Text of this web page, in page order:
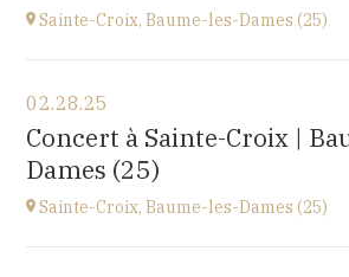
Sainte-Croix, Baume-les-Dames (25)
EHPAD du Centre hospitalier Sainte-
1 avenue du Président Kennedy, 25110
DAMES
02.28.25
Concert à Sainte-Croix |
Dames (25)
Sainte-Croix, Baume-les-Dames (25)